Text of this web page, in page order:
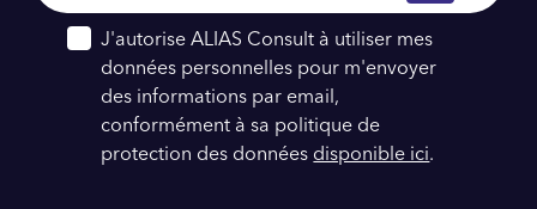
J'autorise ALIAS Consult à utiliser mes
données personnelles pour m'envoyer
des informations par email,
conformément à sa politique de
protection des données disponible ici.